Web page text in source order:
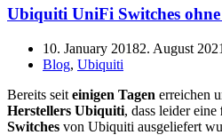
Ubiquiti UniFi Switches
10. January 20182. August 2021
Blog, Ubiquiti
Bereits seit einigen Tagen erreichen
Herstellers Ubiquiti, dass leider eine
Switches von Ubiquiti ausgeliefert